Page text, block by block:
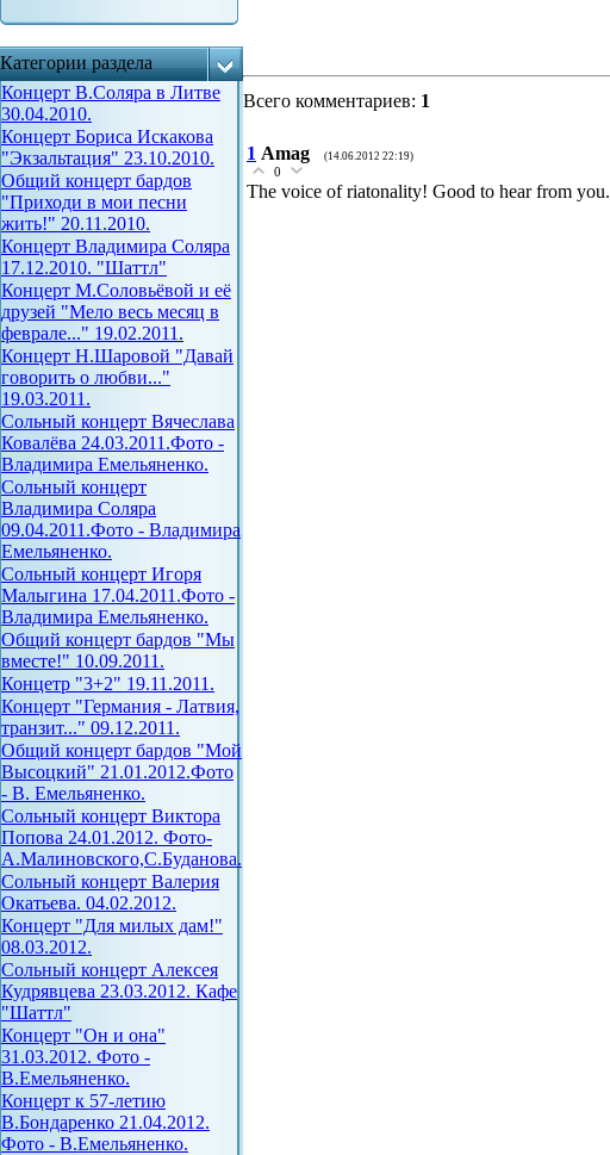
Категории раздела
Концерт В.Соляра в Литве
30.04.2010.
Концерт Бориса Искакова
"Экзальтация" 23.10.2010.
Общий концерт бардов
"Приходи в мои песни
жить!" 20.11.2010.
Концерт Владимира Соляра
17.12.2010. "Шаттл"
Концерт М.Соловьёвой и её
друзей "Мело весь месяц в
феврале..." 19.02.2011.
Концерт Н.Шаровой "Давай
говорить о любви..."
19.03.2011.
Сольный концерт Вячеслава
Ковалёва 24.03.2011.Фото -
Владимира Емельяненко.
Сольный концерт
Владимира Соляра
09.04.2011.Фото - Владимира
Емельяненко.
Сольный концерт Игоря
Малыгина 17.04.2011.Фото -
Владимира Емельяненко.
Общий концерт бардов "Мы
вместе!" 10.09.2011.
Концетр "3+2" 19.11.2011.
Концерт "Германия - Латвия,
транзит..." 09.12.2011.
Общий концерт бардов "Мой
Высоцкий" 21.01.2012.Фото
- В. Емельяненко.
Сольный концерт Виктора
Попова 24.01.2012. Фото-
А.Малиновского,С.Буданова.
Сольный концерт Валерия
Окатьева. 04.02.2012.
Концерт "Для милых дам!"
08.03.2012.
Сольный концерт Алексея
Кудрявцева 23.03.2012. Кафе
"Шаттл"
Концерт "Он и она"
31.03.2012. Фото -
В.Емельяненко.
Концерт к 57-летию
В.Бондаренко 21.04.2012.
Фото - В.Емельяненко.
Всего комментариев: 1
1 Amag (14.06.2012 22:19)
0
The voice of riatonality! Good to hear from you.